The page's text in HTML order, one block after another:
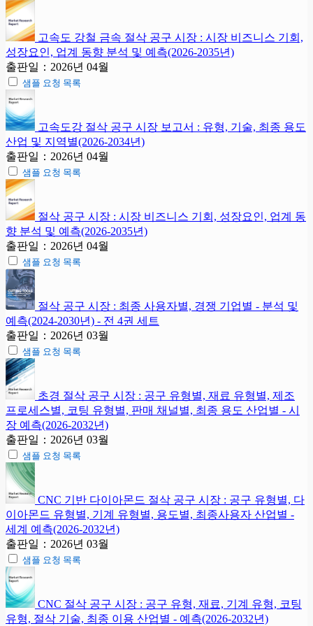
고속도 강철 금속 절삭 공구 시장 : 시장 비즈니스 기회,
성장요인, 업계 동향 분석 및 예측(2026-2035년)
출판일：2026년 04월
샘플 요청 목록
고속도강 절삭 공구 시장 보고서 : 유형, 기술, 최종 용도
산업 및 지역별(2026-2034년)
출판일：2026년 04월
샘플 요청 목록
절삭 공구 시장 : 시장 비즈니스 기회, 성장요인, 업계 동
향 분석 및 예측(2026-2035년)
출판일：2026년 04월
샘플 요청 목록
절삭 공구 시장 : 최종 사용자별, 경쟁 기업별 - 분석 및
예측(2024-2030년) - 전 4권 세트
출판일：2026년 03월
샘플 요청 목록
초경 절삭 공구 시장 : 공구 유형별, 재료 유형별, 제조
프로세스별, 코팅 유형별, 판매 채널별, 최종 용도 산업별 - 시
장 예측(2026-2032년)
출판일：2026년 03월
샘플 요청 목록
CNC 기반 다이아몬드 절삭 공구 시장 : 공구 유형별, 다
이아몬드 유형별, 기계 유형별, 용도별, 최종사용자 산업별 -
세계 예측(2026-2032년)
출판일：2026년 03월
샘플 요청 목록
CNC 절삭 공구 시장 : 공구 유형, 재료, 기계 유형, 코팅
유형, 절삭 기술, 최종 이용 산업별 - 예측(2026-2032년)